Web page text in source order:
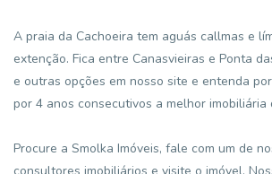
A praia da Cachoeira tem aguás callmas e
extenção. Fica entre Canasvieiras e Ponta
e outras opções em nosso site e entenda
por 4 anos consecutivos a melhor imobiliária
Procure a Smolka Imóveis, fale com um de